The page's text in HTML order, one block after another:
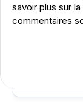
savoir plus sur
commentaires